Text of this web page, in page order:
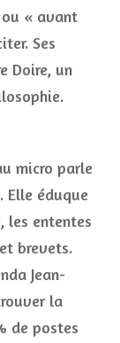
ou « avant
Ses
Doire, un
micro parle
Elle éduque
les ententes
brevets.
Jean-
la
de postes